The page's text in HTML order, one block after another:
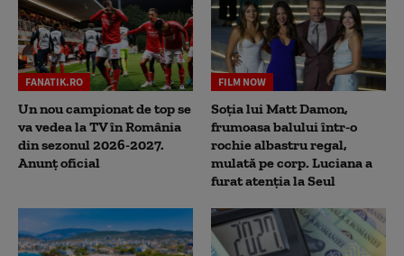
FANATIK.RO
Un nou campionat de top se
va vedea la TV în România
din sezonul 2026-2027.
Anunț oficial
FILM NOW
Soția lui Matt Damon,
frumoasa balului într-o
rochie albastru regal,
mulată pe corp. Luciana a
furat atenția la Seul